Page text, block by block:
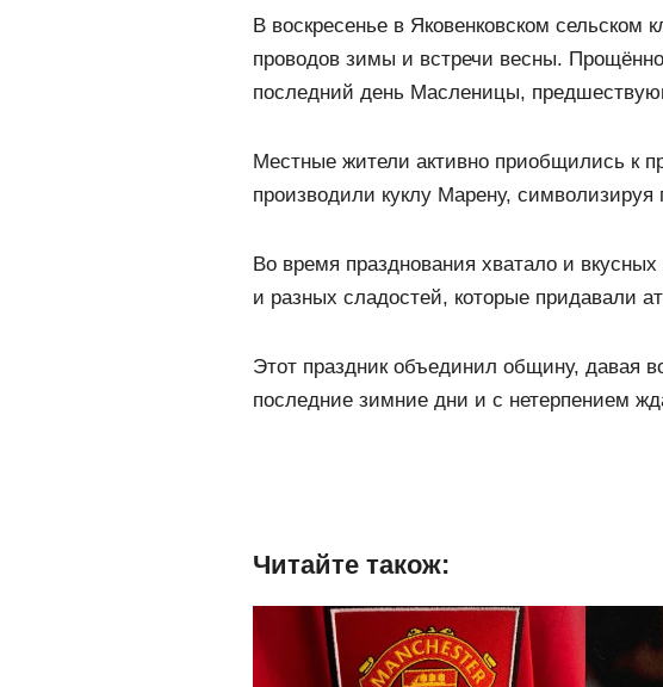
В воскресенье в Яковенковском сельском
проводов зимы и встречи весны.
последний день Масленицы,
Местные жители активно приобщились к
производили куклу Марену,
Во время празднования хватало и
и разных сладостей, которые придавали
Этот праздник объединил общину, давая
последние зимние дни и с нетерпением
Читайте також: